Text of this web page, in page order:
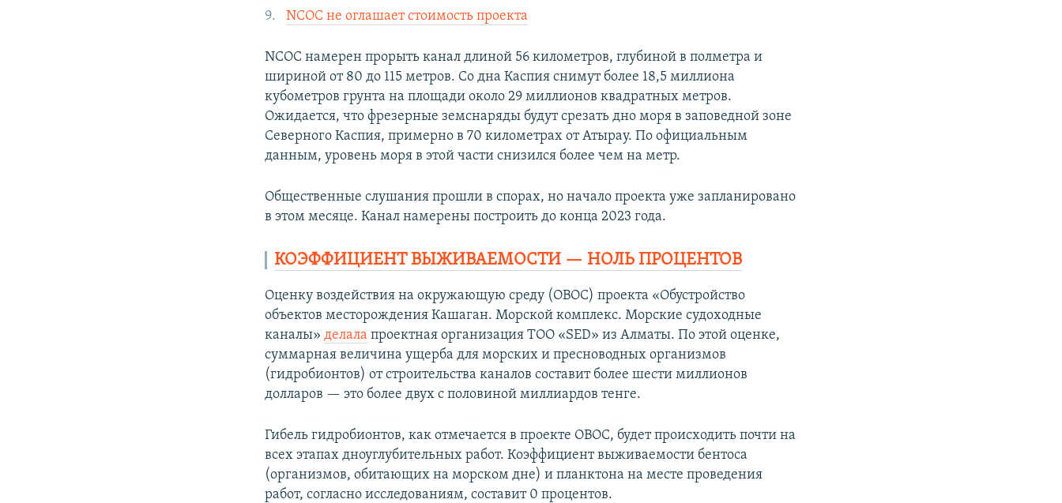
NСОС не оглашает стоимость проекта
NCOC намерен прорыть канал длиной 56 километров, глубиной в полметра и
шириной от 80 до 115 метров. Со дна Каспия снимут более 18,5 миллиона
кубометров грунта на площади около 29 миллионов квадратных метров.
Ожидается, что фрезерные земснаряды будут срезать дно моря в заповедной зоне
Северного Каспия, примерно в 70 километрах от Атырау. По официальным
данным, уровень моря в этой части снизился более чем на метр.
Общественные слушания прошли в спорах, но начало проекта уже запланировано
в этом месяце. Канал намерены построить до конца 2023 года.
КОЭФФИЦИЕНТ ВЫЖИВАЕМОСТИ — НОЛЬ ПРОЦЕНТОВ
Оценку воздействия на окружающую среду (ОВОС) проекта «Обустройство
объектов месторождения Кашаган. Морской комплекс. Морские судоходные
каналы»делала проектная организация ТОО «SED» из Алматы. По этой оценке,
суммарная величина ущерба для морских и пресноводных организмов
(гидробионтов) от строительства каналов составит более шести миллионов
долларов — это более двух с половиной миллиардов тенге.
Гибель гидробионтов, как отмечается в проекте ОВОС, будет происходить почти на
всех этапах дноуглубительных работ. Коэффициент выживаемости бентоса
(организмов, обитающих на морском дне) и планктона на месте проведения
работ, согласно исследованиям, составит 0 процентов.